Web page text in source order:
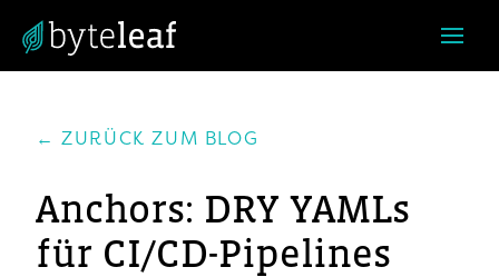
← ZURÜCK ZUM BLOG
Anchors: DRY YAMLs
für CI/CD-Pipelines